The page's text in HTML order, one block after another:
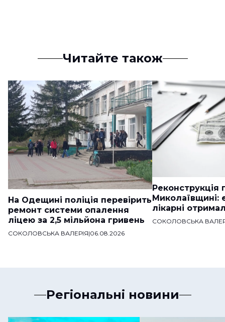
Читайте також
На Одещині поліція перевірить
ремонт системи опалення
ліцею за 2,5 мільйона гривень
СОКОЛОВСЬКА ВАЛЕРІЯ|06.08.2026
Реконструкція
Миколаївщині:
лікарні
СОКОЛОВСЬКА
Регіональні новини